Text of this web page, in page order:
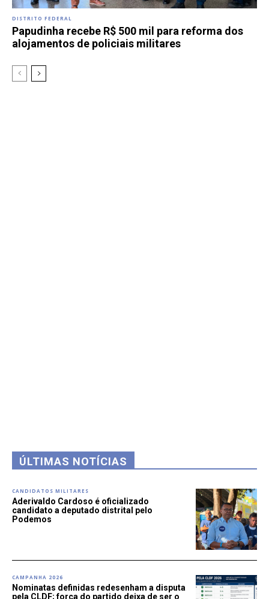
DISTRITO FEDERAL
Papudinha recebe R$ 500 mil para reforma dos
alojamentos de policiais militares
ÚLTIMAS NOTÍCIAS
CANDIDATOS MILITARES
Aderivaldo Cardoso é oficializado
candidato a deputado distrital pelo
Podemos
CAMPANHA 2026
Nominatas definidas redesenham a disputa
pela CLDF; força do partido deixa de ser o